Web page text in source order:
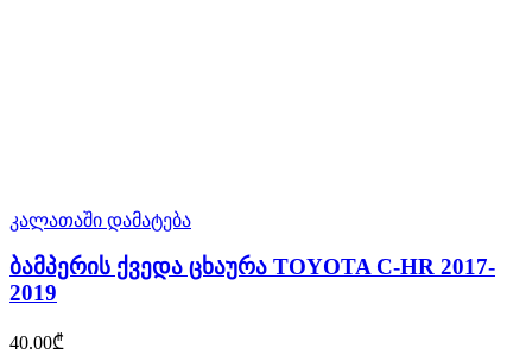
კალათაში დამატება
ბამპერის ქვედა ცხაურა TOYOTA C-HR 2017-
2019
40.00₾